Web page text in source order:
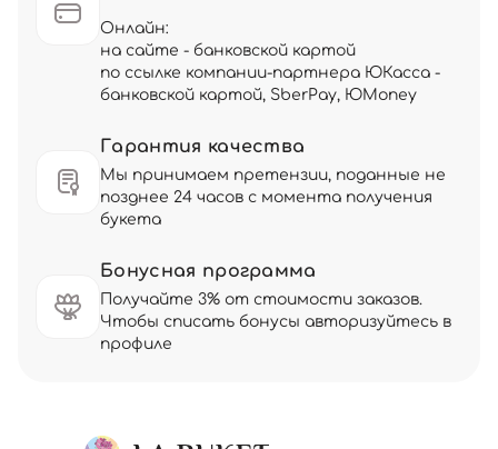
Онлайн:
на сайте - банковской картой
по ссылке компании-партнера ЮКасса -
банковской картой, SberPay, ЮMoney
Гарантия качества
Мы принимаем претензии, поданные не
позднее 24 часов с момента получения
букета
Бонусная программа
Получайте 3% от стоимости заказов.
Чтобы списать бонусы авторизуйтесь в
профиле